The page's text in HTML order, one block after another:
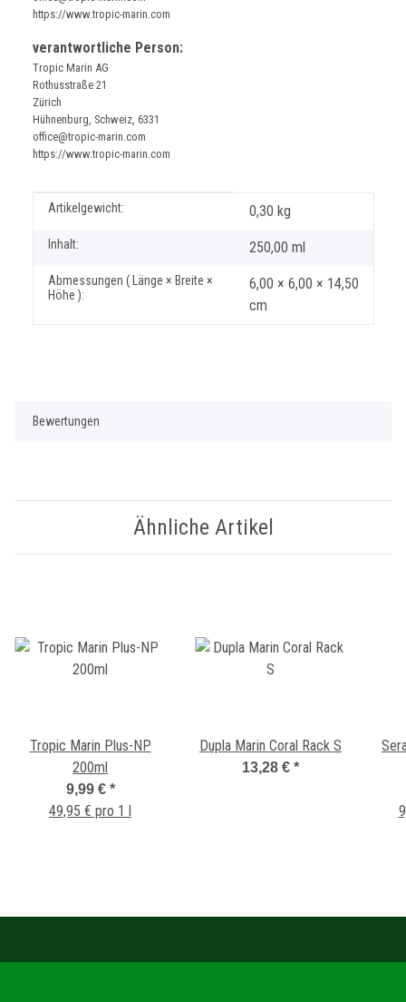
https://www.tropic-marin.com
verantwortliche Person:
Tropic Marin AG
Rothusstraße 21
Zürich
Hühnenburg, Schweiz, 6331
office@tropic-marin.com
https://www.tropic-marin.com
Produkteigenschaft
Wert
Artikelgewicht: 0,30 kg
Inhalt: 250,00 ml
Abmessungen ( Länge × Breite ×
Höhe ):
6,00 × 6,00 × 14,50
cm
Bewertungen
Ähnliche Artikel
Tropic Marin Plus-NP
200ml
9,99 € *
49,95 € pro 1 l
Dupla Marin Coral Rack S
13,28 € *